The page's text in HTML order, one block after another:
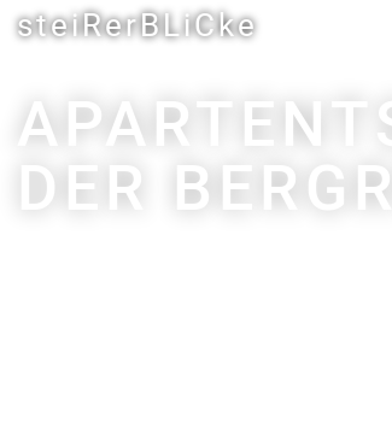
steiRerBLiCke
DER